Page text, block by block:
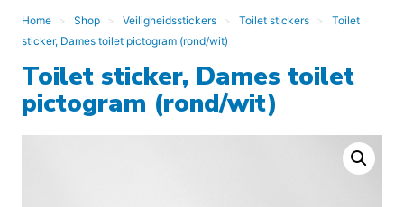
Home Shop Veiligheidsstickers Toilet stickers
Toilet
sticker, Dames toilet pictogram (rond/wit)
Toilet sticker, Dames toilet
pictogram (rond/wit)